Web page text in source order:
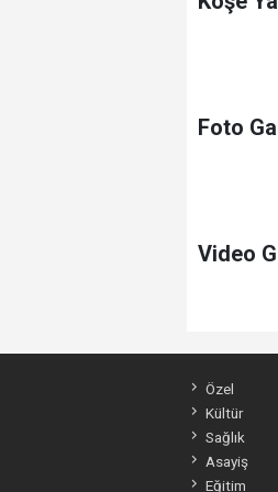
Foto
Video
Özel
Kültür
Sağlık
Asayiş
Eğitim